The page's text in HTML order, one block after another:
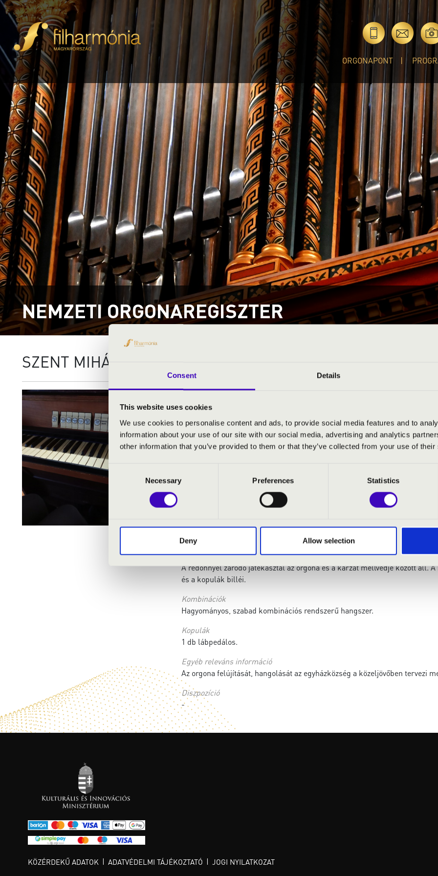
Consent Details
This website uses cookies
We use cookies to personalise content and ads, to provide social media features and to
information about your use of our site with our social media, advertising and analytics
other information that you’ve provided to them or that they’ve collected from your use of
Consent
Necessary Preferences Statistics
Deny Allow selection
ORGONAPONT
NEMZETI ORGONAREGISZTER
SZENT MIHÁLY TEMPLOM - HORVÁTKIMLE
Irányítószám:
Utca, házszám:
48-as tér 5.
Manuálok száma:
Állapot
néhány regiszter nem működik
Információ a játékasztal(ok)ról
A redőnnyel záródó játékasztal az orgona és a karzat mellvédje között áll.
és a kopulák billéi.
Kombinációk
Hagyományos, szabad kombinációs rendszerű hangszer.
Kopulák
1 db lábpedálos.
Egyéb releváns információ
Az orgona felújítását, hangolását az egyházközség a közeljövőben tervezi
Diszpozíció
-
KÖZÉRDEKŰ ADATOK ADATVÉDELMI TÁJÉKOZTATÓ JOGI NYILATKOZAT